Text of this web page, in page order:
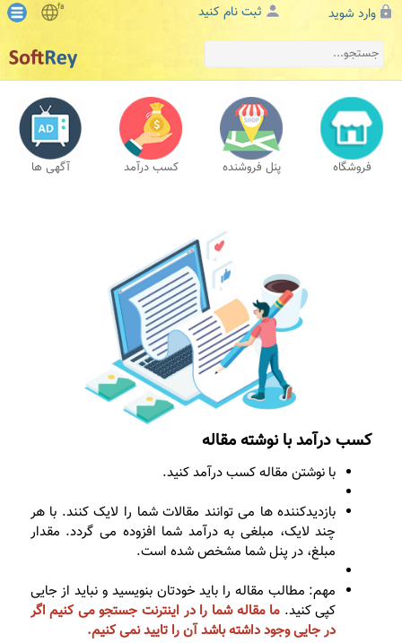
وارد شوید ثبت نام کنید fa
فروشگاه پنل فروشنده کسب درآمد آگهی ها
کسب درآمد با نوشته مقاله
با نوشتن مقاله کسب درآمد کنید.
بازدیدکننده ها می توانند مقالات شما را لایک کنند. با هر
چند لایک، مبلغی به درآمد شما افزوده می گردد. مقدار
مبلغ، در پنل شما مشخص شده است.
مهم: مطالب مقاله را باید خودتان بنویسید و نباید از جایی
کپی کنید. ما مقاله شما را در اینترنت جستجو می کنیم اگر
در جایی وجود داشته باشد آن را تایید نمی کنیم.